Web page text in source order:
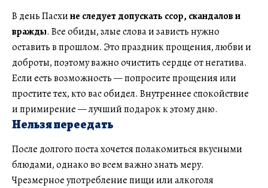
В день Пасхине следует допускать ссор, скандалов и
вражды. Все обиды, злые слова и зависть нужно
оставить в прошлом. Это праздник прощения, любви и
доброты, поэтому важно очистить сердце от негатива.
Если есть возможность — попросите прощения или
простите тех, кто вас обидел. Внутреннее спокойствие
и примирение — лучший подарок к этому дню.
Нельзя переедать
После долгого поста хочется полакомиться вкусными
блюдами, однако во всем важно знать меру.
Чрезмерное употребление пищи или алкоголя